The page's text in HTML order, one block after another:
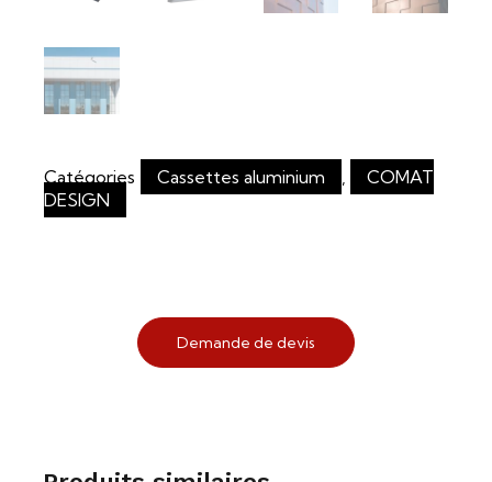
Catégories Cassettes aluminium
COMAT
DESIGN
Demande de devis